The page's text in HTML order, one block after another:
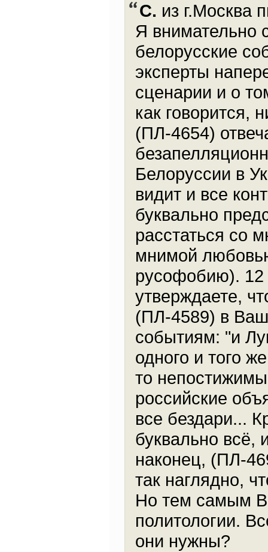
C. из г.Москва
Я внимательно
белорусские
эксперты
сценарии и о
как говорится,
(ПЛ-4654)
Белоруссии в
видит и все
буквально
расстаться со
мнимой
русофобию). 12
утверждаете,
(ПЛ-4589) в
событиям: "и
одного и того
то
российские
все бездари...
буквально всё,
наконец, (ПЛ-
так наглядно,
Но тем самым
политологии.
они нужны?